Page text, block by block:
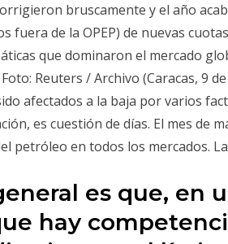
bruscamente y el año
fuera de la OPEP) de nuevas
que dominaron el mercado
Reuters / Archivo (Caracas, 9
afectados a la baja por varios
es cuestión de días. El mes de
petróleo en todos los mercados.
es que, en
hay